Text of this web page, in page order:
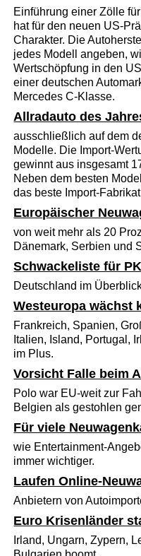
Einführung einer Zölle
hat für den neuen US-
Charakter. Die
jedes Modell angeben,
Wertschöpfung in den
einer deutschen
Mercedes C-Klasse.
Allradauto des
ausschließlich auf dem
Modelle. Die Import-
gewinnt aus insgesamt
Neben dem besten
das beste Import-
Europäischer
von weit mehr als 20
Dänemark, Serbien und
Schwackeliste für
Deutschland im
Westeuropa wächst
Frankreich, Spanien,
Italien, Island, Portugal,
im Plus.
Vorsicht Falle beim
Polo war EU-weit zur
Belgien als gestohlen
Für viele
wie Entertainment-
immer wichtiger.
Laufen Online-
Anbietern von
Euro Krisenländer
Irland, Ungarn, Zypern,